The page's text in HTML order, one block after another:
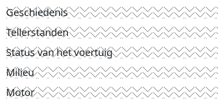
Geschiedenis
Tellerstanden
Status van het voertuig
Milieu
Motor